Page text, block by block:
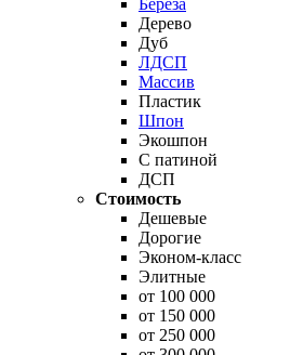
Береза
Дерево
Дуб
ЛДСП
Массив
Пластик
Шпон
Экошпон
С патиной
ДСП
Стоимость
Дешевые
Дорогие
Эконом-класс
Элитные
от 100 000
от 150 000
от 250 000